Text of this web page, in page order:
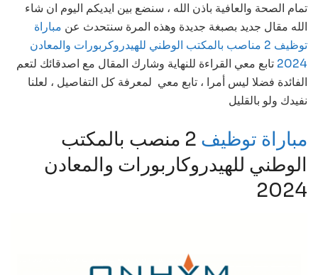
تمام الصحة والعافية باذن الله ، سنضع بين ايديكم اليوم ان شاء
الله مقال جديد بصبغة جديدة وهذه المرة سنتحدث عن مباراة
توظيف 2 مناصب بالمكتب الوطني للهيدروكربورات والمعادن
2024 تابع معي القراءة للنهاية وشارك المقال مع اصدقائك لتعم
الفائدة فضلا ليس أمرا ، تابع معي لمعرفة كل التفاصيل ، لعلنا
نفيدك ولو بالقليل
مباراة توظيف
2 منصب بالمكتب
الوطني للهيدروكاربورات والمعادن
2024